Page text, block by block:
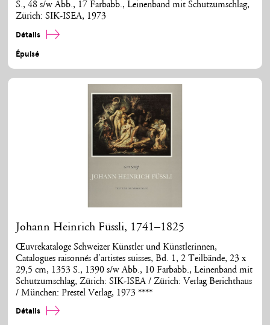
S., 48 s/w Abb., 17 Farbabb., Leinenband mit Schutzumschlag,
Zürich: SIK-ISEA, 1973
Détails
Épuisé
Johann Heinrich Füssli, 1741–1825
Œuvrekataloge Schweizer Künstler und Künstlerinnen,
Catalogues raisonnés d'artistes suisses, Bd. 1, 2 Teilbände, 23 x
29,5 cm, 1353 S., 1390 s/w Abb., 10 Farbabb., Leinenband mit
Schutzumschlag, Zürich: SIK-ISEA / Zürich: Verlag Berichthaus
/ München: Prestel Verlag, 1973 ****
Détails